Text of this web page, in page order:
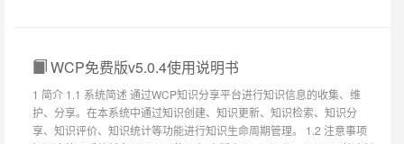
WCP免费版v5.0.4使用说明书
1 简介 1.1 系统简述 通过WCP知识分享平台进行知识信息的收集、维
护、分享。在本系统中通过知识创建、知识更新、知识检索、知识分
享、知识评价、知识统计等功能进行知识生命周期管理。 1.2 注意事项